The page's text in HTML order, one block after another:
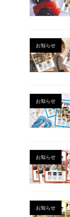
お知らせ
お知らせ
お知らせ
お知らせ